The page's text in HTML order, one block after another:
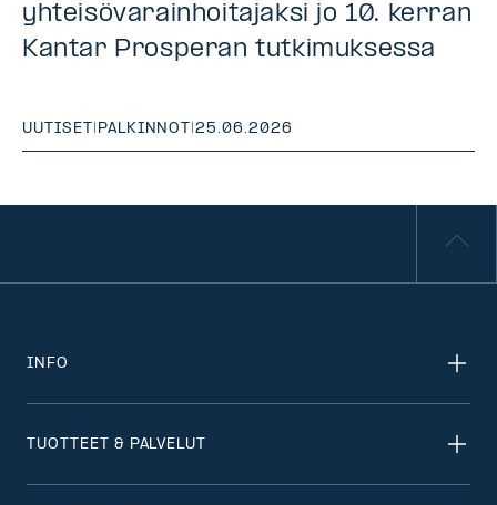
yhteisövarainhoitajaksi jo 10. kerran
Kantar Prosperan tutkimuksessa
UUTISET | PALKINNOT |25.06.2026
INFO
TUOTTEET & PALVELUT